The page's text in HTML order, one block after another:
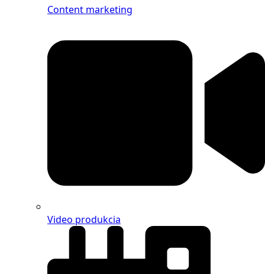
Content marketing
Video produkcia